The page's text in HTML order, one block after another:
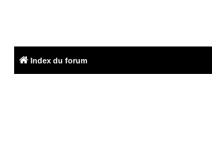
Index du forum